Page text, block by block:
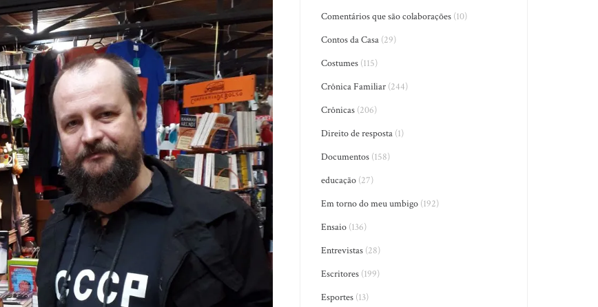
Comentários que são colaborações (10)
Contos da Casa (29)
Costumes (115)
Crônica Familiar (244)
Crônicas (206)
Direito de resposta (1)
Documentos (158)
educação (27)
Em torno do meu umbigo (192)
Ensaio (136)
Entrevistas (28)
Escritores (199)
Esportes (13)